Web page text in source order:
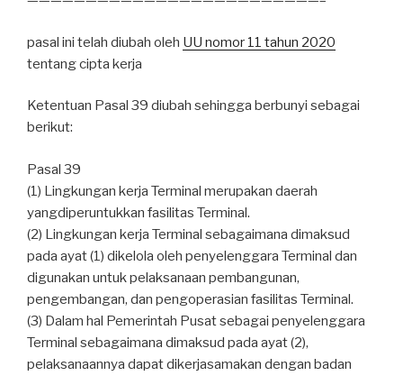
pasal ini telah diubah oleh UU nomor 11 tahun 2020
tentang cipta kerja
Ketentuan Pasal 39 diubah sehingga berbunyi sebagai
berikut:
Pasal 39
(1) Lingkungan kerja Terminal merupakan daerah
yangdiperuntukkan fasilitas Terminal.
(2) Lingkungan kerja Terminal sebagaimana dimaksud
pada ayat (1) dikelola oleh penyelenggara Terminal dan
digunakan untuk pelaksanaan pembangunan,
pengembangan, dan pengoperasian fasilitas Terminal.
(3) Dalam hal Pemerintah Pusat sebagai penyelenggara
Terminal sebagaimana dimaksud pada ayat (2),
pelaksanaannya dapat dikerjasamakan dengan badan